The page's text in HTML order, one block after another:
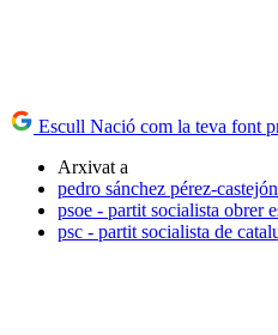
Escull Nació com la teva font
Arxivat a
pedro sánchez pérez-castejón
psoe - partit socialista obrer
psc - partit socialista de